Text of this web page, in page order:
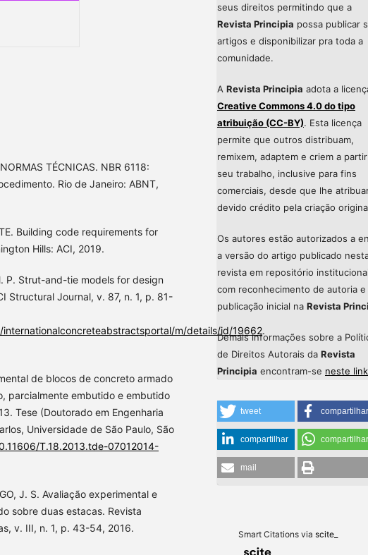
TÉCNICAS. NBR 6118:
Rio de Janeiro: ABNT,
Building code requirements for
Hills: ACI, 2019.
P. Strut-and-tie models for design
Structural Journal, v. 87, n. 1, p. 81-
m/details/id/19662.
de blocos de concreto armado
parcialmente embutido e embutido
Tese (Doutorado em Engenharia
Universidade de São Paulo, São
T.18.2013.tde-07012014-
J. S. Avaliação experimental e
sobre duas estacas. Revista
v. III, n. 1, p. 43-54, 2016.
seus direitos permitindo que a
Revista Principia possa publicar
artigos e disponibilizar pra toda a
comunidade.
A Revista Principia adota a
Creative Commons 4.0 do tipo
atribuição (CC-BY). Esta licença
permite que outros distribuam,
remixem, adaptem e criem a
seu trabalho, inclusive para fins
comerciais, desde que lhe
devido crédito pela criação
Os autores estão autorizados a
a versão do artigo publicado
revista em repositório
com reconhecimento de autoria e
publicação inicial na Revista
Demais informações sobre a
de Direitos Autorais da Revista
Principia encontram-se neste link
tweet compartilhar
compartilhar compartilhar
mail
Smart Citations via scite_